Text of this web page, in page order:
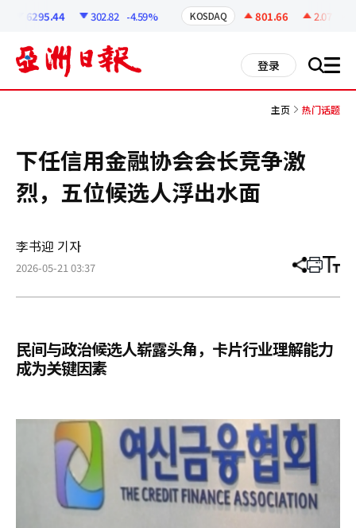
6295.44 302.82 -4.59% KOSDAQ 801.66 2.07
登录 搜 all
主页 热门话题
下任信用金融协会会长竞争激
烈，五位候选人浮出水面
李书迎 기자
2026-05-21 03:37 分
章
打 调
小
民间与政治候选人崭露头角，卡片行业理解能力
成为关键因素